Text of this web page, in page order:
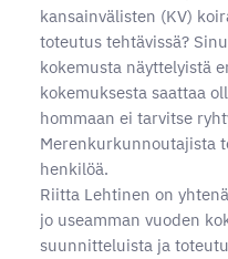
kansainvälisten (KV)
toteutus tehtävissä?
kokemusta näyttelyistä
kokemuksesta saattaa
hommaan ei tarvitse
Merenkurkunnoutajista
henkilöä.
Riitta Lehtinen on
jo useamman vuoden
suunnitteluista ja